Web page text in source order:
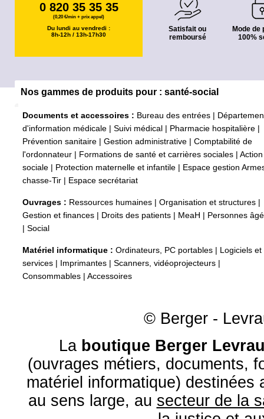
0 820 35 35 35
(0,20 €/min + prix appel)
Du lundi au vendredi :
8h-12h / 13h-17h30
Satisfait ou
remboursé
Mode de
100%
Nos gammes de produits pour : santé-social
Documents et accessoires : Bureau des entrées
d'information médicale
Suivi médical Pharmacie hospitalière
Prévention sanitaire
Gestion administrative
Comptabilité de
l'ordonnateur
Formations de santé et carrières sociales
Action
sociale
Protection maternelle et infantile
Espace gestion
chasse-Tir
Espace secrétariat
Ouvrages : Ressources humaines Organisation et structures
Gestion et finances
Droits des patients MeaH
Personnes
Social
Matériel informatique : Ordinateurs, PC portables
Logiciels et
services
Imprimantes Scanners, vidéoprojecteurs
Consommables
Accessoires
© Berger -
La boutique Berger
(ouvrages métiers, documents,
matériel informatique) destinées
au sens large, au secteur de la